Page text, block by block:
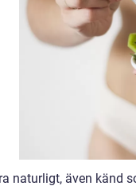
naturligt, även känd